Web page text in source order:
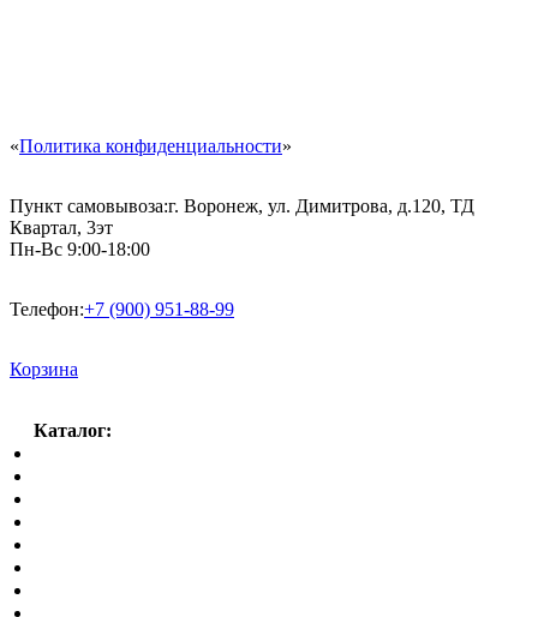
«Политика конфиденциальности»
Пункт самовывоза:г. Воронеж, ул. Димитрова, д.120, ТД
Квартал, 3эт
Пн-Вс 9:00-18:00
Телефон:+7 (900) 951-88-99
Корзина
Каталог: